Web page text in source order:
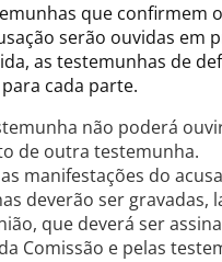
que confirmem
serão ouvidas em
as testemunhas de
cada parte.
não poderá
de outra testemunha.
manifestações do
deverão ser gravadas,
que deverá ser
Comissão e pelas